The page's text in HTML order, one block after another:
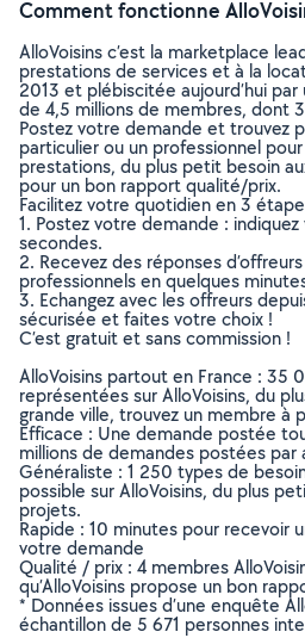
Comment fonctionne
AlloVoisins c’est la marketplace
prestations de services et à la
2013 et plébiscitée aujourd’hui
de 4,5 millions de membres, dont
Postez votre demande et trouvez
particulier ou un professionnel
prestations, du plus petit besoin
pour un bon rapport qualité/prix.
Facilitez votre quotidien en 3
1. Postez votre demande :
secondes.
2. Recevez des réponses
professionnels en quelques
3. Echangez avec les offreurs
sécurisée et faites votre choix !
C’est gratuit et sans commission !
AlloVoisins partout en France : 35
représentées sur AlloVoisins, du
grande ville, trouvez un membre à
Efficace : Une demande postée
millions de demandes postées par
Généraliste : 1 250 types de
possible sur AlloVoisins, du plus
projets.
Rapide : 10 minutes pour recevoir
votre demande
Qualité / prix : 4 membres
qu’AlloVoisins propose un bon
* Données issues d’une enquête
échantillon de 5 671 personnes